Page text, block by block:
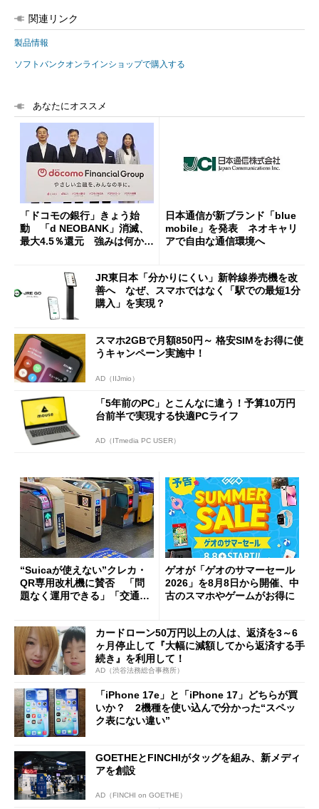
関連リンク
製品情報
ソフトバンクオンラインショップで購入する
あなたにオススメ
「ドコモの銀行」きょう始
動 「d NEOBANK」消滅、
最大4.5％還元 強みは何か解
日本通信が新ブランド「blue
mobile」を発表 ネオキャリ
アで自由な通信環境へ
JR東日本「分かりにくい」新幹線券売機を改
善へ なぜ、スマホではなく「駅での最短1分
購入」を実現？
スマホ2GBで月額850円～ 格安SIMをお得に使
うキャンペーン実施中！
AD（IIJmio）
「5年前のPC」とこんなに違う！予算10万円
台前半で実現する快適PCライフ
AD（ITmedia PC USER）
“Suicaが使えない”クレカ・
QR専用改札機に賛否 「問
題なく運用できる」「交通系I
ゲオが「ゲオのサマーセール
2026」を8月8日から開催、中
古のスマホやゲームがお得に
カードローン50万円以上の人は、返済を3～6
ヶ月停止して『大幅に減額してから返済する手
続き』を利用して！
AD（渋谷法務総合事務所）
「iPhone 17e」と「iPhone 17」どちらが買
いか？ 2機種を使い込んで分かった“スペッ
ク表にない違い”
GOETHEとFINCHIがタッグを組み、新メディ
アを創設
AD（FINCHI on GOETHE）